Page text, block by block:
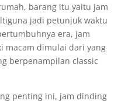
barang itu yaitu jam
jadi petunjuk waktu
era, jam
macam dimulai dari yang
berpenampilan classic
penting ini, jam dinding